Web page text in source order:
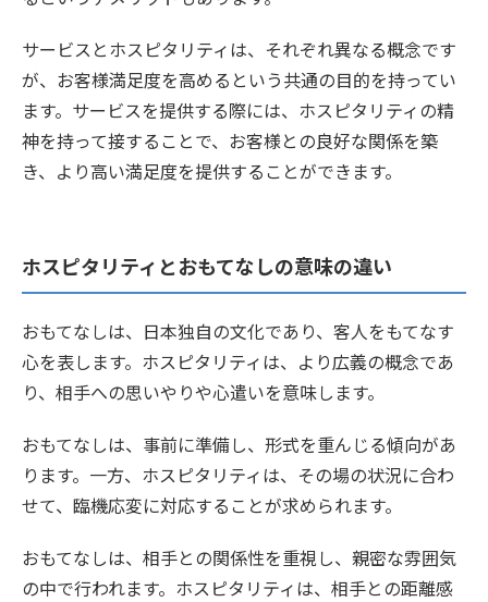
サービスとホスピタリティは、それぞれ異なる概念です
が、お客様満足度を高めるという共通の目的を持ってい
ます。サービスを提供する際には、ホスピタリティの精
神を持って接することで、お客様との良好な関係を築
き、より高い満足度を提供することができます。
ホスピタリティとおもてなしの意味の違い
おもてなしは、日本独自の文化であり、客人をもてなす
心を表します。ホスピタリティは、より広義の概念であ
り、相手への思いやりや心遣いを意味します。
おもてなしは、事前に準備し、形式を重んじる傾向があ
ります。一方、ホスピタリティは、その場の状況に合わ
せて、臨機応変に対応することが求められます。
おもてなしは、相手との関係性を重視し、親密な雰囲気
の中で行われます。ホスピタリティは、相手との距離感